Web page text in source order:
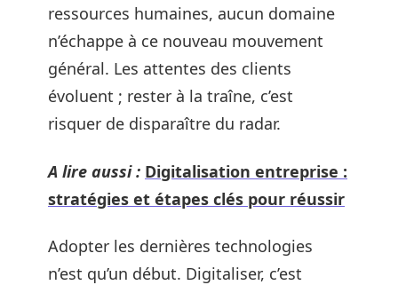
ressources humaines, aucun domaine
n’échappe à ce nouveau mouvement
général. Les attentes des clients
évoluent ; rester à la traîne, c’est
risquer de disparaître du radar.
A lire aussi : Digitalisation entreprise :
stratégies et étapes clés pour réussir
Adopter les dernières technologies
n’est qu’un début. Digitaliser, c’est